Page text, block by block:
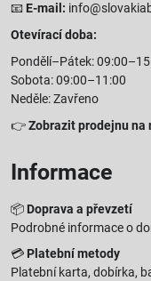
📧 E-mail:
Otevírací doba:
Pondělí–Pátek:
Sobota: 09:00–11:00
Neděle: Zavřeno
👉Zobrazit prodejnu na
Informace
📦 Doprava a převzetí
Podrobné informace o
💳 Platební metody
Platební karta, dobírka,